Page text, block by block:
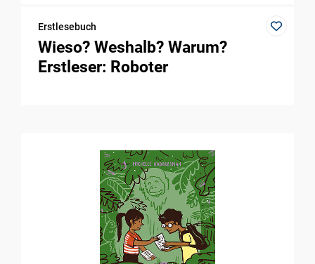
Erstlesebuch
Wieso? Weshalb? Warum?
Erstleser: Roboter